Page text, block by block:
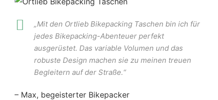
„Mit den Ortlieb Bikepacking Taschen bin ich für
jedes Bikepacking-Abenteuer perfekt
ausgerüstet. Das variable Volumen und das
robuste Design machen sie zu meinen treuen
Begleitern auf der Straße.“
– Max, begeisterter Bikepacker